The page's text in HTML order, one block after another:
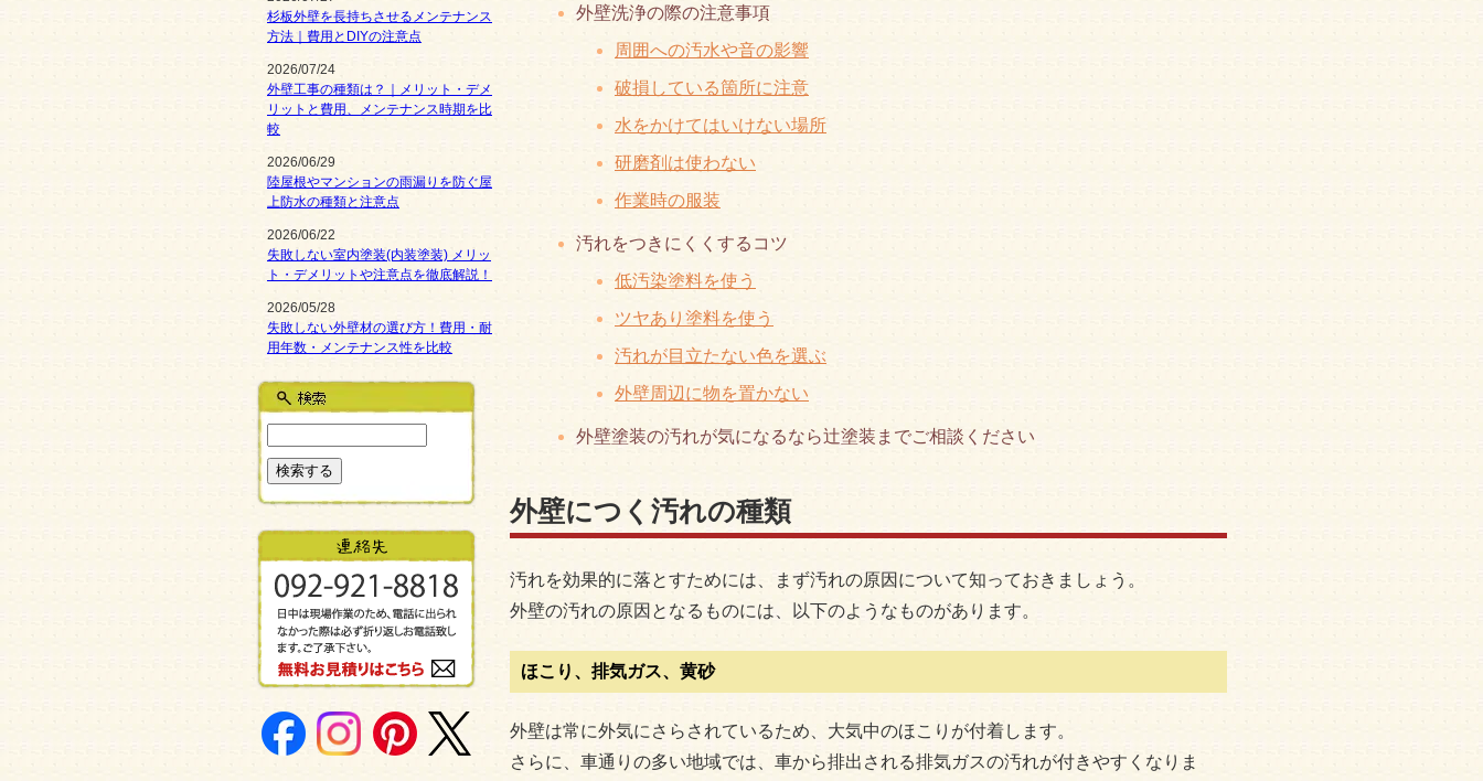
杉板外壁を長持ちさせるメンテナンス
方法｜費用とDIYの注意点
2026/07/24
外壁工事の種類は？｜メリット・デメ
リットと費用、メンテナンス時期を比
較
2026/06/29
陸屋根やマンションの雨漏りを防ぐ屋
上防水の種類と注意点
2026/06/22
失敗しない室内塗装(内装塗装) メリッ
ト・デメリットや注意点を徹底解説！
2026/05/28
失敗しない外壁材の選び方！費用・耐
用年数・メンテナンス性を比較
外壁洗浄の際の注意事項
周囲への汚水や音の影響
破損している箇所に注意
水をかけてはいけない場所
研磨剤は使わない
作業時の服装
汚れをつきにくくするコツ
低汚染塗料を使う
ツヤあり塗料を使う
汚れが目立たない色を選ぶ
外壁周辺に物を置かない
外壁塗装の汚れが気になるなら辻塗装までご相談ください
外壁につく汚れの種類
汚れを効果的に落とすためには、まず汚れの原因について知っておきましょう。
外壁の汚れの原因となるものには、以下のようなものがあります。
ほこり、排気ガス、黄砂
外壁は常に外気にさらされているため、大気中のほこりが付着します。
さらに、車通りの多い地域では、車から排出される排気ガスの汚れが付きやすくなりま